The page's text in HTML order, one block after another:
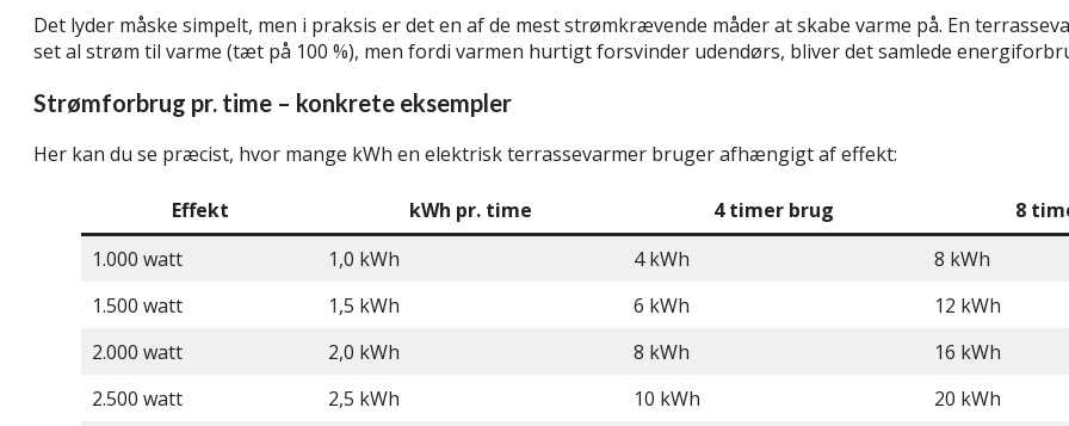
Det lyder måske simpelt, men i praksis er det en af de mest strømkrævende måder at skabe varme på. En
set al strøm til varme (tæt på 100 %), men fordi varmen hurtigt forsvinder udendørs, bliver det samlede
Strømforbrug pr. time – konkrete eksempler
Her kan du se præcist, hvor mange kWh en elektrisk terrassevarmer bruger afhængigt af effekt:
Effekt kWh pr. time 4 timer brug
8
1.000 watt
1,0 kWh 4 kWh
8 kWh
1.500 watt
1,5 kWh 6 kWh
12 kWh
2.000 watt
2,0 kWh 8 kWh
16 kWh
2.500 watt
2,5 kWh 10 kWh
20 kWh